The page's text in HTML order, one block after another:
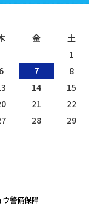
金 土
1
6 7
8
14
15
21
22
28
29
警備保障